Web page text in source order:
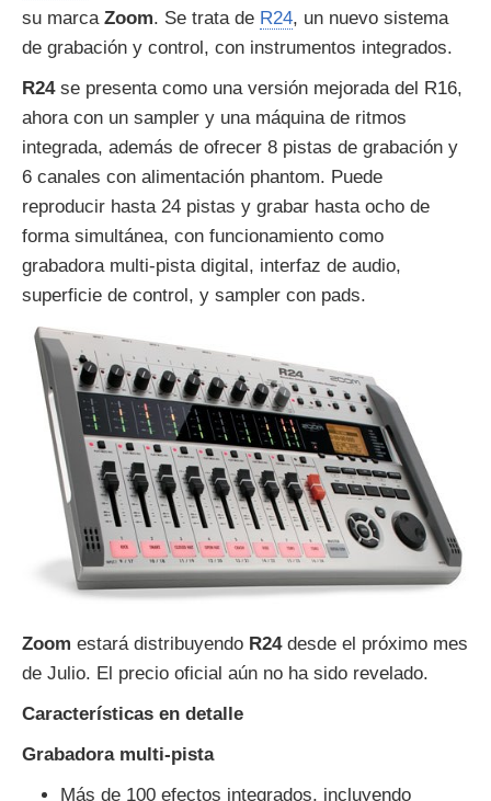
su marca Zoom. Se trata de R24, un nuevo sistema
de grabación y control, con instrumentos integrados.
R24se presenta como una versión mejorada del R16,
ahora con un sampler y una máquina de ritmos
integrada, además de ofrecer 8 pistas de grabación y
6 canales con alimentación phantom. Puede
reproducir hasta 24 pistas y grabar hasta ocho de
forma simultánea, con funcionamiento como
grabadora multi-pista digital, interfaz de audio,
superficie de control, y sampler con pads.
Zoom estará distribuyendo R24desde el próximo mes
de Julio. El precio oficial aún no ha sido revelado.
Características en detalle
Grabadora multi-pista
Más de 100 efectos integrados, incluyendo